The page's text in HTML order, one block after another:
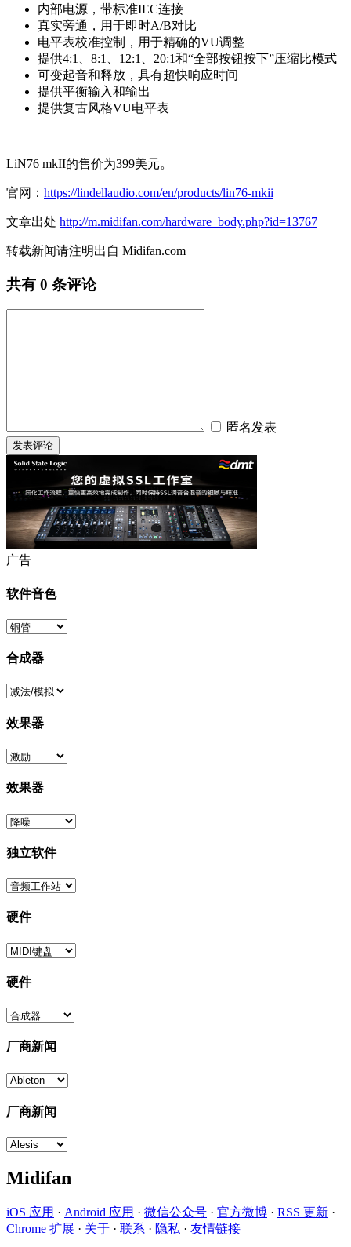
内部电源，带标准IEC连接
真实旁通，用于即时A/B对比
电平表校准控制，用于精确的VU调整
提供4:1、8:1、12:1、20:1和“全部按钮按下”压缩比模式
可变起音和释放，具有超快响应时间
提供平衡输入和输出
提供复古风格VU电平表
LiN76 mkII的售价为399美元。
官网： https://lindellaudio.com/en/products/lin76-mkii
文章出处 http://m.midifan.com/hardware_body.php?id=13767
转载新闻请注明出自 Midifan.com
共有 0 条评论
匿名发表
广告
软件音色
合成器
效果器
效果器
独立软件
硬件
硬件
厂商新闻
厂商新闻
Midifan
iOS 应用 · Android 应用 · 微信公众号 · 官方微博 · RSS 更新 ·
Chrome 扩展 · 关于 · 联系 · 隐私 · 友情链接